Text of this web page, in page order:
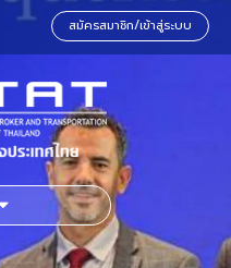
สมัครสมาชิก/เข้าสู่ระบบ